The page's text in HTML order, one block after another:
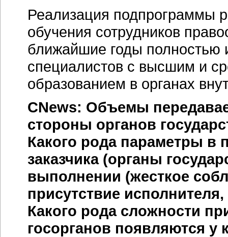
Реализация подпрограммы
обучения сотрудников
ближайшие годы полностью
специалистов с высшим и
образованием в органах
CNews: Объемы
стороны органов
Какого рода параметры в
заказчика (органы
выполнении (жесткое
присутствие
Какого рода сложности
госорганов появляются у